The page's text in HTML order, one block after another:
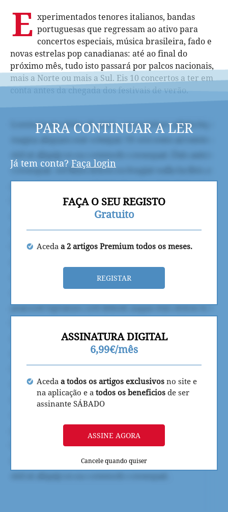
E xperimentados tenores italianos, bandas
portuguesas que regressam ao ativo para
concertos especiais, música brasileira, fado e
novas estrelas pop canadianas: até ao final do
próximo mês, tudo isto passará por palcos nacionais,
mais a Norte ou mais a Sul. Eis 10 concertos a ter em
conta antes da chegada dos festivais de verão.
PARA CONTINUAR A LER
Já tem conta? Faça login
FAÇA O SEU REGISTO
Gratuito
Aceda a 2 artigos Premium todos os meses.
REGISTAR
ASSINATURA DIGITAL
6,99€/mês
Aceda a todos os artigos exclusivos no site e
na aplicação e a todos os beneficios de ser
assinante SÁBADO
ASSINE AGORA
Cancele quando quiser